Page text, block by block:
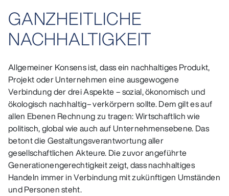
GANZHEITLICHE
NACHHALTIGKEIT
Allgemeiner Konsens ist, dass ein nachhaltiges Produkt,
Projekt oder Unternehmen eine ausgewogene
Verbindung der drei Aspekte – sozial, ökonomisch und
ökologisch nachhaltig– verkörpern sollte. Dem gilt es auf
allen Ebenen Rechnung zu tragen: Wirtschaftlich wie
politisch, global wie auch auf Unternehmensebene. Das
betont die Gestaltungsverantwortung aller
gesellschaftlichen Akteure. Die zuvor angeführte
Generationengerechtigkeit zeigt, dass nachhaltiges
Handeln immer in Verbindung mit zukünftigen Umständen
und Personen steht.